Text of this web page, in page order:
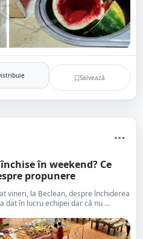
Salvează
în weekend? Ce
propunere
vineri, la Beclean, despre închiderea
dat în lucru echipei dar că nu ...